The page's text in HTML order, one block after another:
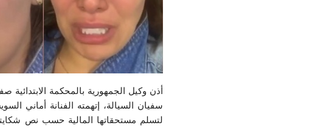
سفيان السيالة، إتهمته الفنانة أماني
لتسلم مستحقاتها المالية حسب نص